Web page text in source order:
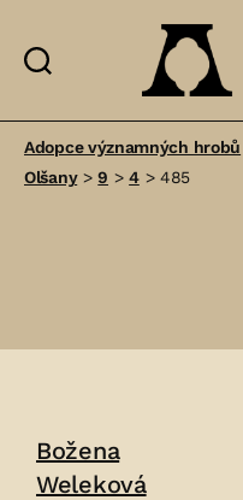
Adopce významných hrobů
Olšany>9 >4> 485
Božena
Weleková